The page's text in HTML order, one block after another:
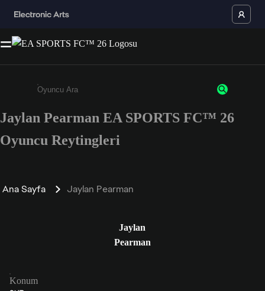
Enter a minimum of 3 characters or numbers
Jaylan Pearman EA SPORTS FC™ 26
Oyuncu Reytingleri
Ana Sayfa Jaylan Pearman
Jaylan
Pearman
Konum